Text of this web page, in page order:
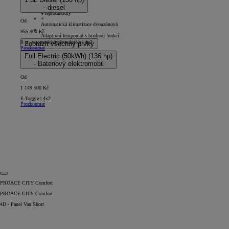
5D - Panel Van Long
+
4 reproduktory
+
Automatická klimatizace dvouzónová
+
Adaptivní tempomat s brzdnou funkcí
Zobrazit všechny prvky
- diesel
Od
955 900 Kč
8 st. automatická převodovka | 4x2
Prozkoumat
Full Electric (50kWh) (136 hp)
- Bateriový elektromobil
Od
1 149 500 Kč
E-Toggle | 4x2
Prozkoumat
PROACE CITY Comfort
PROACE CITY Comfort
4D - Panel Van Short